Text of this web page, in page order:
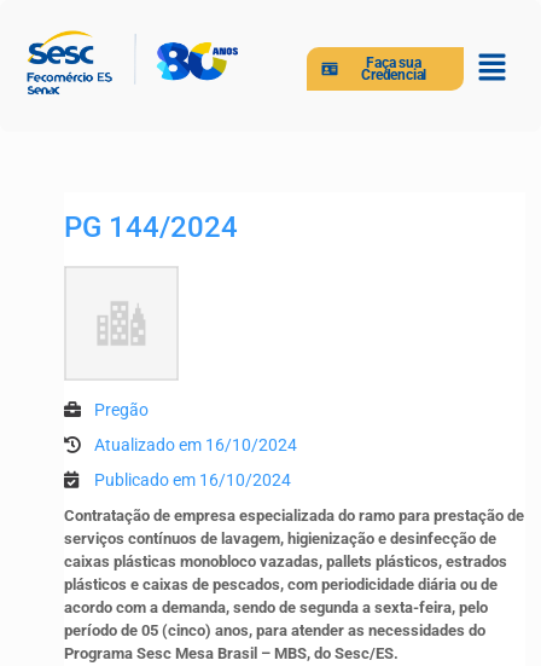
Faça sua
Credencial
PG 144/2024
Pregão
Atualizado em 16/10/2024
Publicado em 16/10/2024
Contratação de empresa especializada do ramo para prestação de
serviços contínuos de lavagem, higienização e desinfecção de
caixas plásticas monobloco vazadas, pallets plásticos, estrados
plásticos e caixas de pescados, com periodicidade diária ou de
acordo com a demanda, sendo de segunda a sexta-feira, pelo
período de 05 (cinco) anos, para atender as necessidades do
Programa Sesc Mesa Brasil – MBS, do Sesc/ES.